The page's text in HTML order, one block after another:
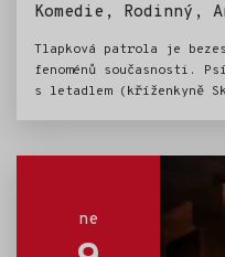
Komedie, Rodinný,
Tlapková patrola je
fenoménů současnosti.
s letadlem (kříženkyně
chlupáči), milují děti po
televizní seriál láme
se vede prodeji hraček
filmovým
s ním i výprava
ne